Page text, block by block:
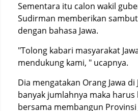
Sementara itu calon wakil
Sudirman memberikan
dengan bahasa Jawa.
"Tolong kabari masyarakat
mendukung kami, " ucapnya.
Dia mengatakan Orang Jawa di
banyak jumlahnya maka
bersama membangun Provinsi